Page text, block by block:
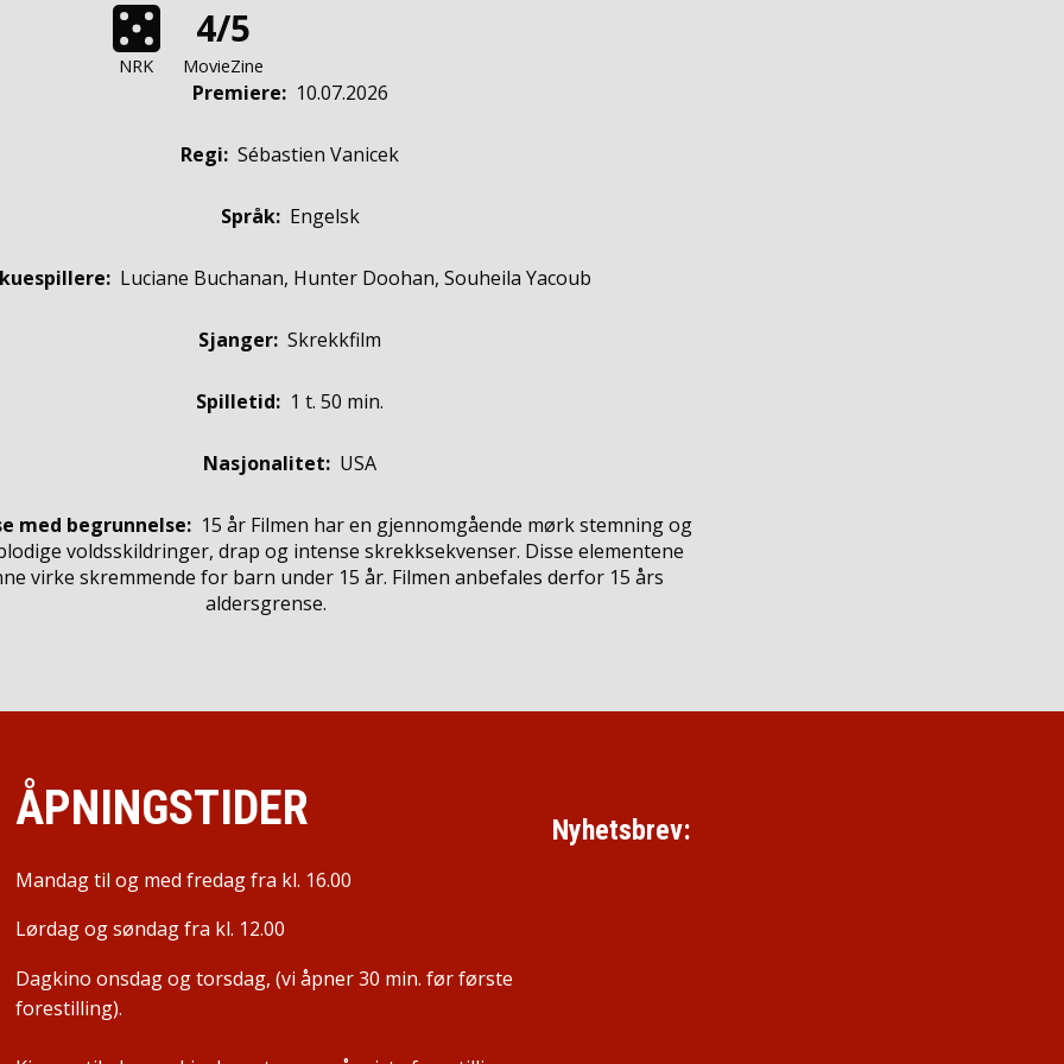
NRK
4/5
MovieZine
Premiere: 10.07.2026
Regi: Sébastien Vanicek
Språk: Engelsk
: Luciane Buchanan, Hunter Doohan, Souheila Yacoub
Sjanger: Skrekkfilm
Spilletid: 1 t. 50 min.
Nasjonalitet: USA
med begrunnelse: 15 år Filmen har en gjennomgående mørk stemning og
voldsskildringer, drap og intense skrekksekvenser. Disse elementene
virke skremmende for barn under 15 år. Filmen anbefales derfor 15 års
aldersgrense.
ÅPNINGSTIDER
Mandag til og med fredag fra kl. 16.00
Lørdag og søndag fra kl. 12.00
Dagkino onsdag og torsdag, (vi åpner 30 min. før første
forestilling).
Nyhetsbrev: